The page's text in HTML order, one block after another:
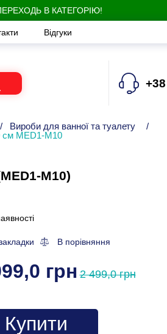
В КАТЕГОРІЮ!
Відгуки
/ Вироби для ванної та туалету
/
см MED1-M10
M10)
В порівняння
грн 2 499,0 грн
Купити